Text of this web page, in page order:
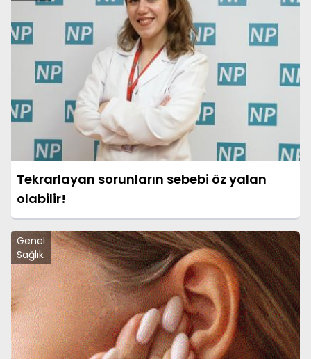
Tekrarlayan sorunların sebebi öz yalan
olabilir!
Genel
Sağlık